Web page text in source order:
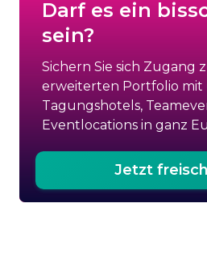
Darf es ein
sein?
Sichern Sie sich Zugang
erweiterten Portfolio mit
Tagungshotels,
Eventlocations in ganz
Jetzt